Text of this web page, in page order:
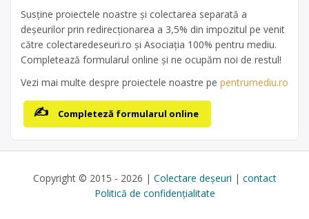
Susține proiectele noastre și colectarea separată a
deșeurilor prin redirecționarea a 3,5% din impozitul pe venit
către colectaredeseuri.ro și Asociația 100% pentru mediu.
Completează formularul online și ne ocupăm noi de restul!
Vezi mai multe despre proiectele noastre pe pentrumediu.ro
Completeză formularul online
Copyright © 2015 - 2026 | Colectare deșeuri | contact
Politică de confidențialitate